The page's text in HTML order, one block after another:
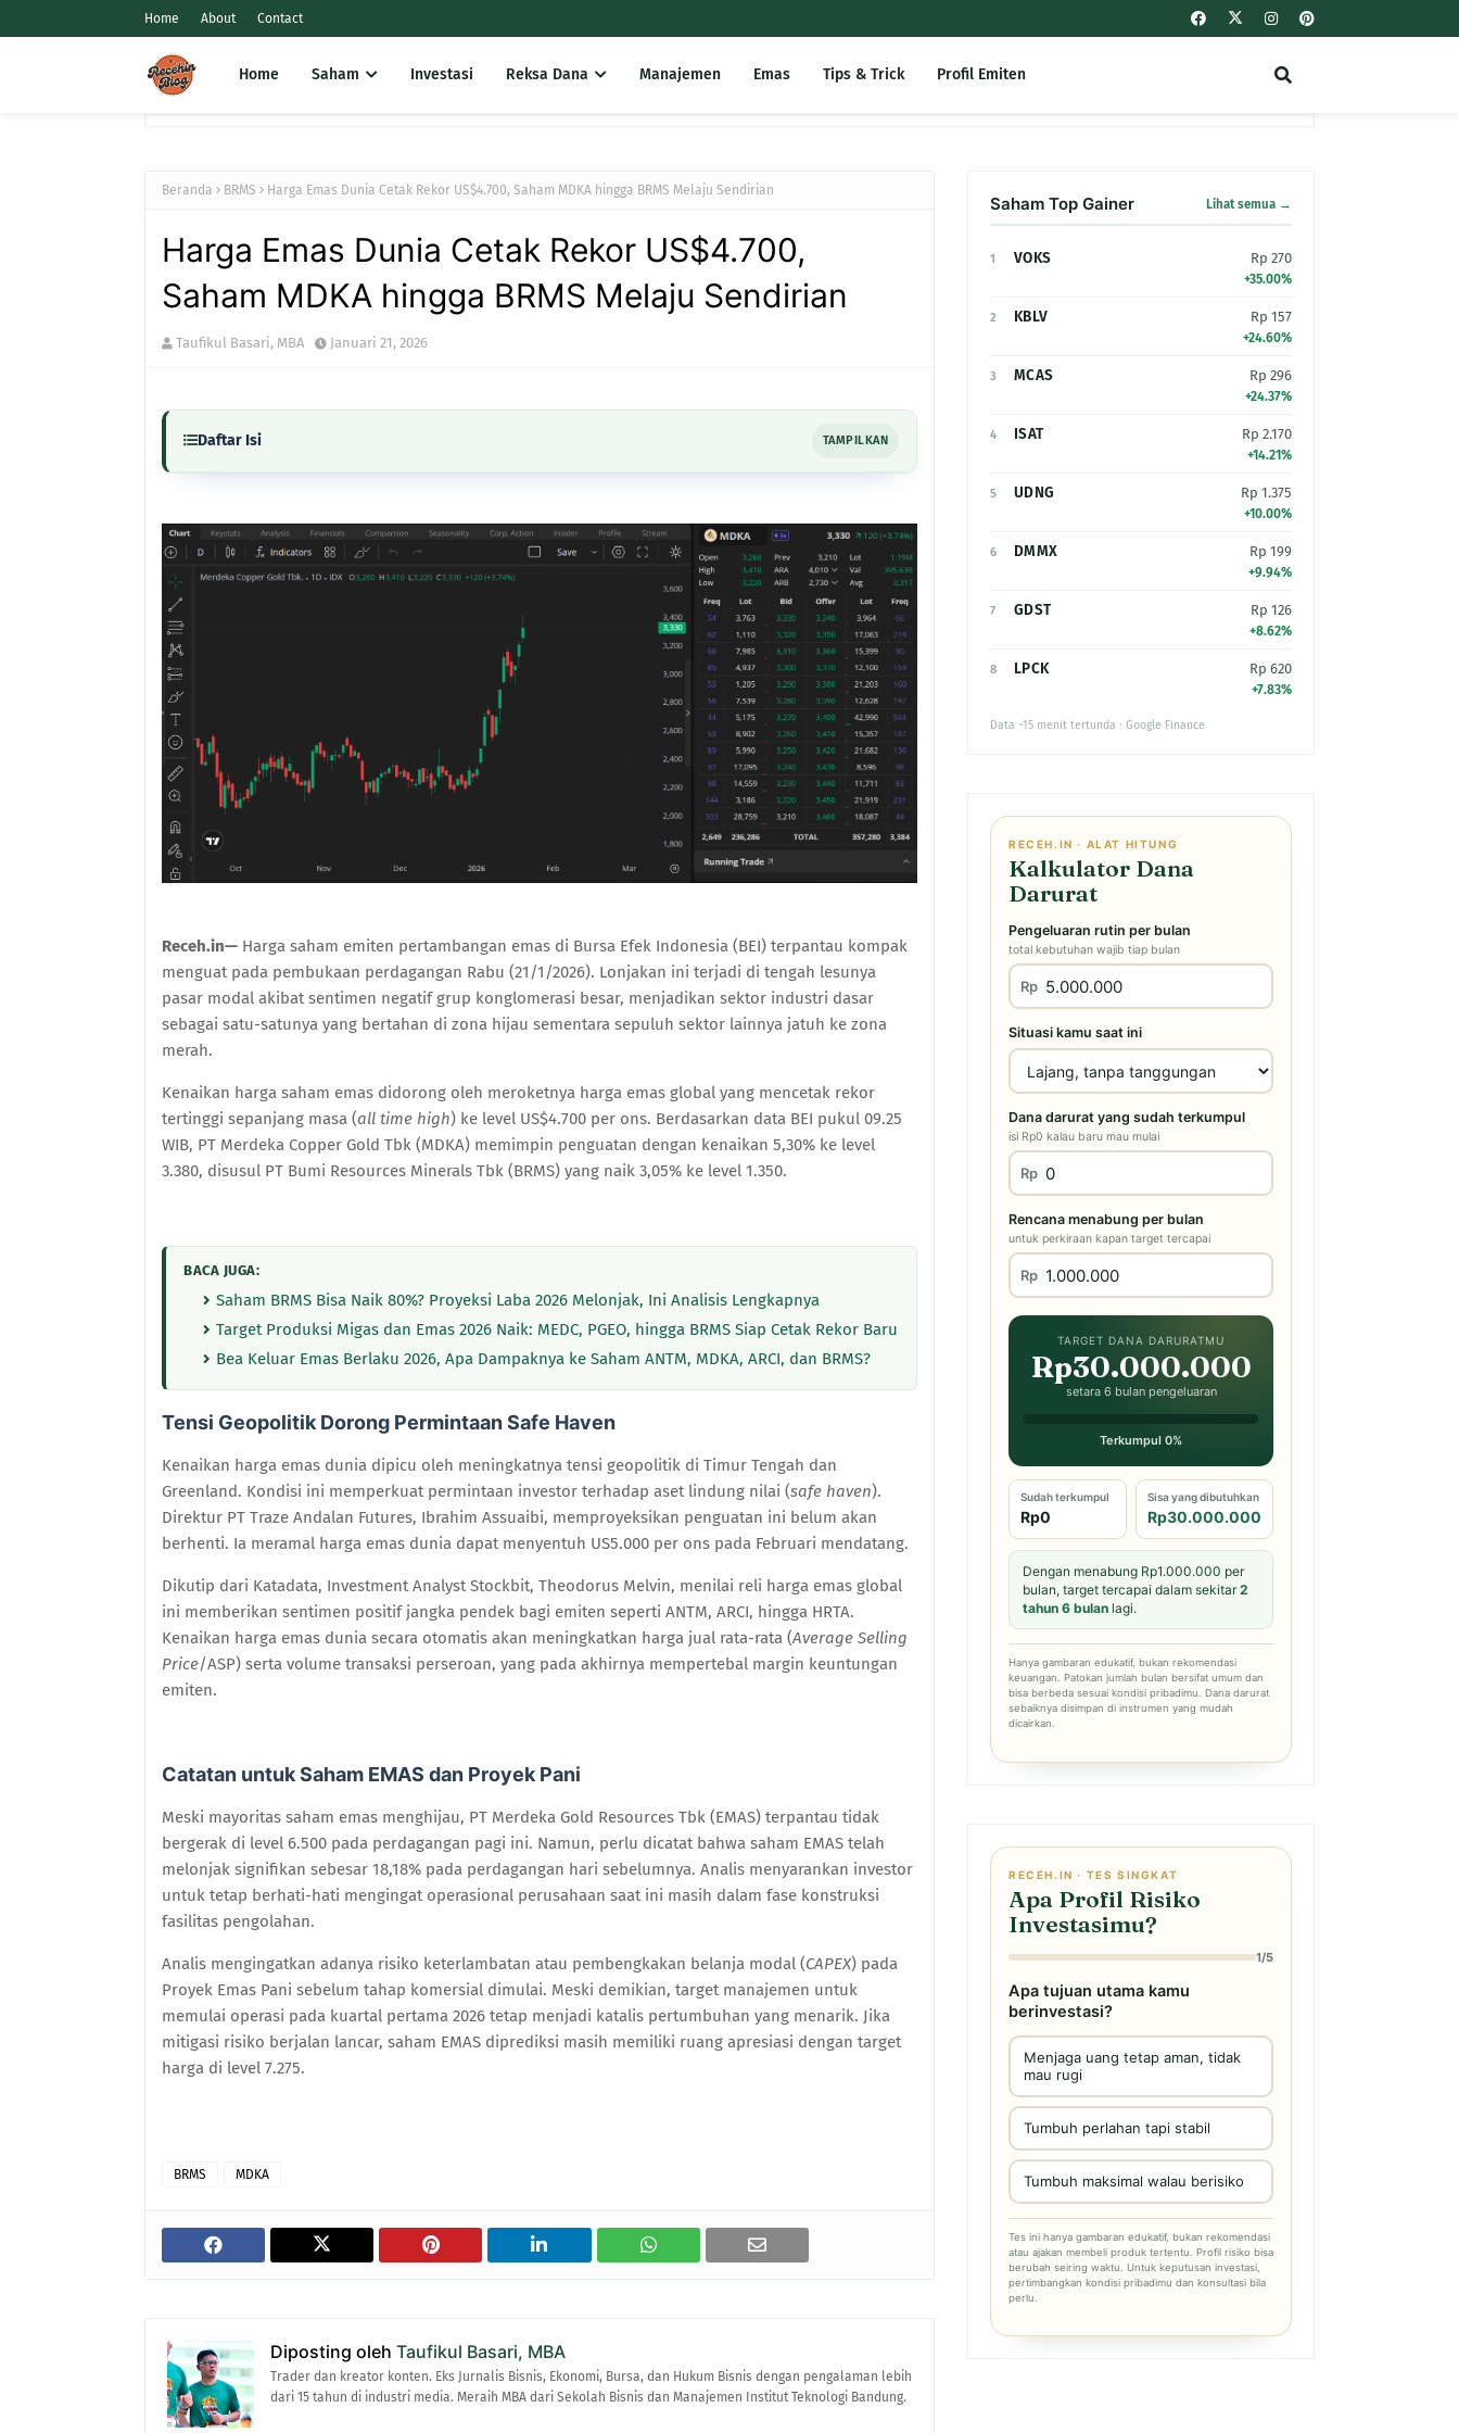
Home About Contact
Home Saham Investasi Reksa Dana Manajemen Emas Tips & Trick Profil Emiten
Beranda BRMS Harga Emas Dunia Cetak Rekor US$4.700, Saham MDKA hingga BRMS Melaju Sendirian
Harga Emas Dunia Cetak Rekor US$4.700,
Saham MDKA hingga BRMS Melaju Sendirian
Taufikul Basari, MBA Januari 21, 2026
Daftar Isi TAMPILKAN
Receh.in— Harga saham emiten pertambangan emas di Bursa Efek Indonesia (BEI) terpantau kompak
menguat pada pembukaan perdagangan Rabu (21/1/2026). Lonjakan ini terjadi di tengah lesunya
pasar modal akibat sentimen negatif grup konglomerasi besar, menjadikan sektor industri dasar
sebagai satu-satunya yang bertahan di zona hijau sementara sepuluh sektor lainnya jatuh ke zona
merah.
Kenaikan harga saham emas didorong oleh meroketnya harga emas global yang mencetak rekor
tertinggi sepanjang masa (all time high) ke level US$4.700 per ons. Berdasarkan data BEI pukul 09.25
WIB, PT Merdeka Copper Gold Tbk (MDKA) memimpin penguatan dengan kenaikan 5,30% ke level
3.380, disusul PT Bumi Resources Minerals Tbk (BRMS) yang naik 3,05% ke level 1.350.
BACA JUGA:
Saham BRMS Bisa Naik 80%? Proyeksi Laba 2026 Melonjak, Ini Analisis Lengkapnya
Target Produksi Migas dan Emas 2026 Naik: MEDC, PGEO, hingga BRMS Siap Cetak Rekor Baru
Bea Keluar Emas Berlaku 2026, Apa Dampaknya ke Saham ANTM, MDKA, ARCI, dan BRMS?
Tensi Geopolitik Dorong Permintaan Safe Haven
Kenaikan harga emas dunia dipicu oleh meningkatnya tensi geopolitik di Timur Tengah dan
Greenland. Kondisi ini memperkuat permintaan investor terhadap aset lindung nilai (safe haven).
Direktur PT Traze Andalan Futures, Ibrahim Assuaibi, memproyeksikan penguatan ini belum akan
berhenti. Ia meramal harga emas dunia dapat menyentuh US5.000 per ons pada Februari mendatang.
Dikutip dari Katadata, Investment Analyst Stockbit, Theodorus Melvin, menilai reli harga emas global
ini memberikan sentimen positif jangka pendek bagi emiten seperti ANTM, ARCI, hingga HRTA.
Kenaikan harga emas dunia secara otomatis akan meningkatkan harga jual rata-rata (Average Selling
Price/ASP) serta volume transaksi perseroan, yang pada akhirnya mempertebal margin keuntungan
emiten.
Catatan untuk Saham EMAS dan Proyek Pani
Meski mayoritas saham emas menghijau, PT Merdeka Gold Resources Tbk (EMAS) terpantau tidak
bergerak di level 6.500 pada perdagangan pagi ini. Namun, perlu dicatat bahwa saham EMAS telah
melonjak signifikan sebesar 18,18% pada perdagangan hari sebelumnya. Analis menyarankan investor
untuk tetap berhati-hati mengingat operasional perusahaan saat ini masih dalam fase konstruksi
fasilitas pengolahan.
Analis mengingatkan adanya risiko keterlambatan atau pembengkakan belanja modal (CAPEX) pada
Proyek Emas Pani sebelum tahap komersial dimulai. Meski demikian, target manajemen untuk
memulai operasi pada kuartal pertama 2026 tetap menjadi katalis pertumbuhan yang menarik. Jika
mitigasi risiko berjalan lancar, saham EMAS diprediksi masih memiliki ruang apresiasi dengan target
harga di level 7.275.
BRMS MDKA
Diposting oleh Taufikul Basari, MBA
Trader dan kreator konten. Eks Jurnalis Bisnis, Ekonomi, Bursa, dan Hukum Bisnis dengan pengalaman lebih
dari 15 tahun di industri media. Meraih MBA dari Sekolah Bisnis dan Manajemen Institut Teknologi Bandung.
Saham Top Gainer Lihat semua →
1 VOKS Rp 270
+35.00%
2 KBLV Rp 157
+24.60%
3 MCAS Rp 296
+24.37%
4 ISAT Rp 2.170
+14.21%
5 UDNG Rp 1.375
+10.00%
6 DMMX Rp 199
+9.94%
7 GDST Rp 126
+8.62%
8 LPCK Rp 620
+7.83%
Data ~15 menit tertunda · Google Finance
RECEH.IN · ALAT HITUNG
Kalkulator Dana
Darurat
Pengeluaran rutin per bulan
total kebutuhan wajib tiap bulan
Rp
Situasi kamu saat ini
Dana darurat yang sudah terkumpul
isi Rp0 kalau baru mau mulai
Rp
Rencana menabung per bulan
untuk perkiraan kapan target tercapai
Rp
TARGET DANA DARURATMU
Rp30.000.000
setara 6 bulan pengeluaran
Terkumpul 0%
Sudah terkumpul
Rp0
Sisa yang dibutuhkan
Rp30.000.000
Dengan menabung Rp1.000.000 per
bulan, target tercapai dalam sekitar2
tahun 6 bulan lagi.
Hanya gambaran edukatif, bukan rekomendasi
keuangan. Patokan jumlah bulan bersifat umum dan
bisa berbeda sesuai kondisi pribadimu. Dana darurat
sebaiknya disimpan di instrumen yang mudah
dicairkan.
RECEH.IN · TES SINGKAT
Apa Profil Risiko
Investasimu?
1/5
Apa tujuan utama kamu
berinvestasi?
Menjaga uang tetap aman, tidak
mau rugi
Tumbuh perlahan tapi stabil
Tumbuh maksimal walau berisiko
Tes ini hanya gambaran edukatif, bukan rekomendasi
atau ajakan membeli produk tertentu. Profil risiko bisa
berubah seiring waktu. Untuk keputusan investasi,
pertimbangkan kondisi pribadimu dan konsultasi bila
perlu.